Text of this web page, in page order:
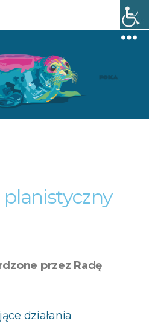
planistyczny
przez Radę
działania